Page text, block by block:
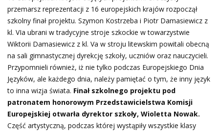
przemarsz reprezentacji z 16 europejskich krajów rozpoczął
szkolny finał projektu. Szymon Kostrzeba i Piotr Damasiewicz z
kl. VIa ubrani w tradycyjne stroje szkockie w towarzystwie
Wiktorii Damasiewicz z kl. Va w stroju litewskim powitali obecną
na sali gimnastycznej dyrekcję szkoły, uczniów oraz nauczycieli.
Przypomnieli również, iż nie tylko podczas Europejskiego Dnia
Języków, ale każdego dnia, należy pamiętać o tym, że inny język
to inna wizja świata. Finał szkolnego projektu pod
patronatem honorowym Przedstawicielstwa Komisji
Europejskiej otwarła dyrektor szkoły, Wioletta Nowak.
Część artystyczną, podczas której wystąpiły wszystkie klasy